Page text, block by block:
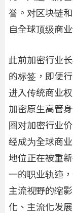
誉。对区块链
自全球顶级商
此前加密行业
的标签，即便
进入传统商业
加密原生高管
圈对加密行业
经成为全球商
地位正在被重
一的职业轨迹
主流视野的缩
化、主流化发